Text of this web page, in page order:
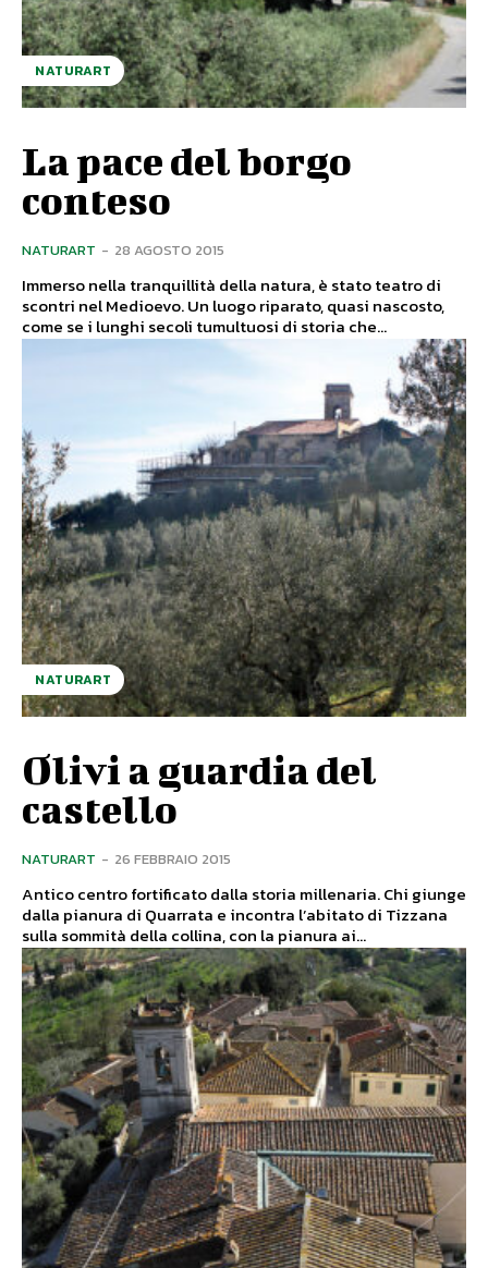
NATURART
La pace del borgo
conteso
NATURART - 28 AGOSTO 2015
Immerso nella tranquillità della natura, è stato teatro di
scontri nel Medioevo. Un luogo riparato, quasi nascosto,
come se i lunghi secoli tumultuosi di storia che...
NATURART
Olivi a guardia del
castello
NATURART - 26 FEBBRAIO 2015
Antico centro fortificato dalla storia millenaria. Chi giunge
dalla pianura di Quarrata e incontra l’abitato di Tizzana
sulla sommità della collina, con la pianura ai...